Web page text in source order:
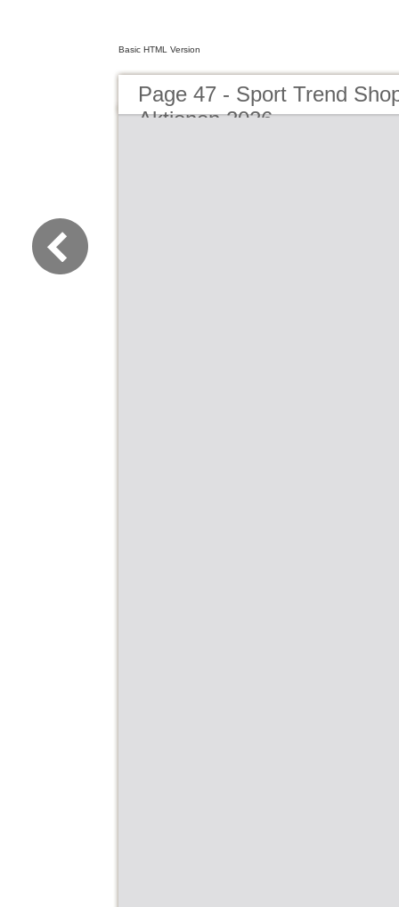
Basic HTML Version
Page 47 - Sport Trend
Aktionen 2026